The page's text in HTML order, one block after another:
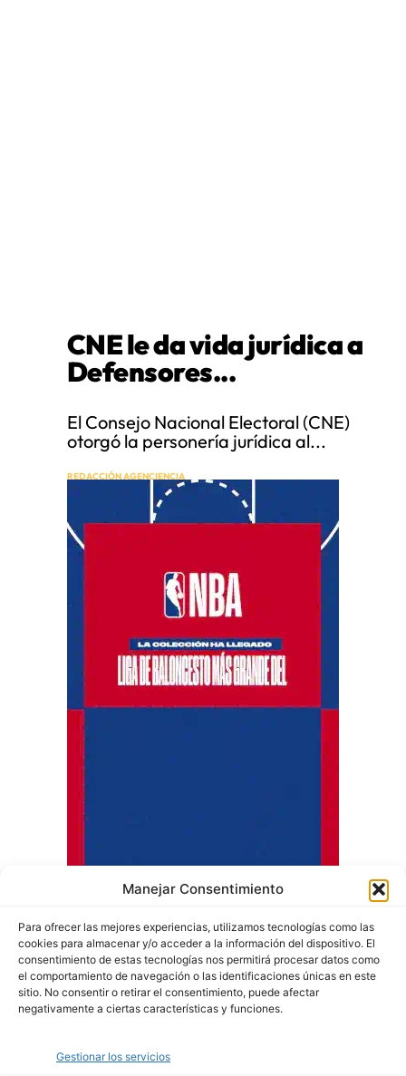
Manejar Consentimiento
Para ofrecer las mejores experiencias, utilizamos tecnologías como las
cookies para almacenar y/o acceder a la información del dispositivo. El
consentimiento de estas tecnologías nos permitirá procesar datos como
el comportamiento de navegación o las identificaciones únicas en este
sitio. No consentir o retirar el consentimiento, puede afectar
negativamente a ciertas características y funciones.
Gestionar los servicios
CNE le da vida jurídica a
Defensores...
El Consejo Nacional Electoral (CNE)
otorgó la personería jurídica al...
REDACCIÓN AGENCIENCIA